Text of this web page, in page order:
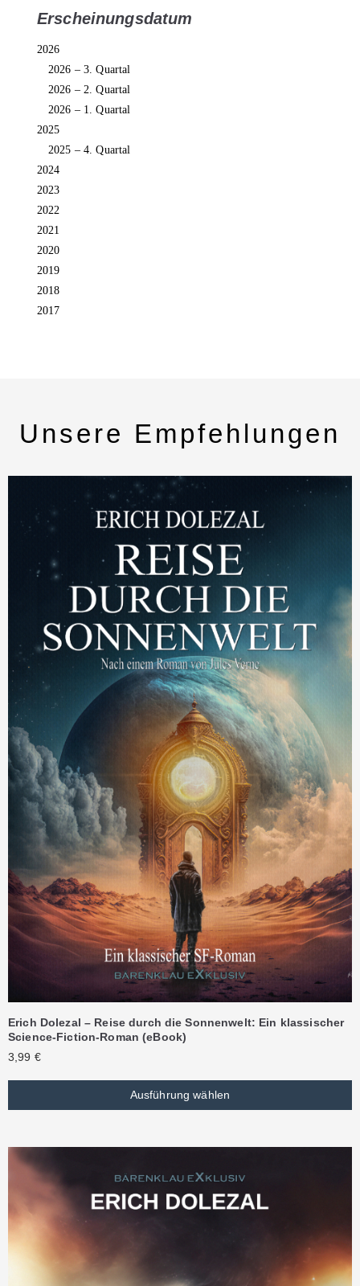
Erscheinungsdatum
2026
2026 – 3. Quartal
2026 – 2. Quartal
2026 – 1. Quartal
2025
2025 – 4. Quartal
2024
2023
2022
2021
2020
2019
2018
2017
Unsere Empfehlungen
Erich Dolezal – Reise durch die Sonnenwelt: Ein klassischer
Science-Fiction-Roman (eBook)
3,99 €
Ausführung wählen